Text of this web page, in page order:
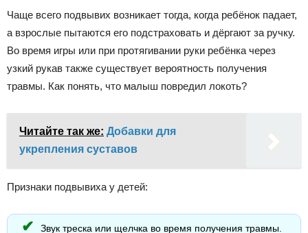
Чаще всего подвывих возникает тогда, когда ребёнок падает,
а взрослые пытаются его подстраховать и дёргают за ручку.
Во время игры или при протягивании руки ребёнка через
узкий рукав также существует вероятность получения
травмы. Как понять, что малыш повредил локоть?
Читайте так же: Добавки для
укрепления суставов
Признаки подвывиха у детей:
Звук треска или щелчка во время получения травмы.